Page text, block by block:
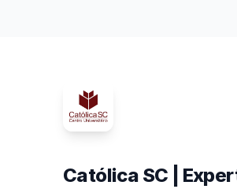
Católica SC |